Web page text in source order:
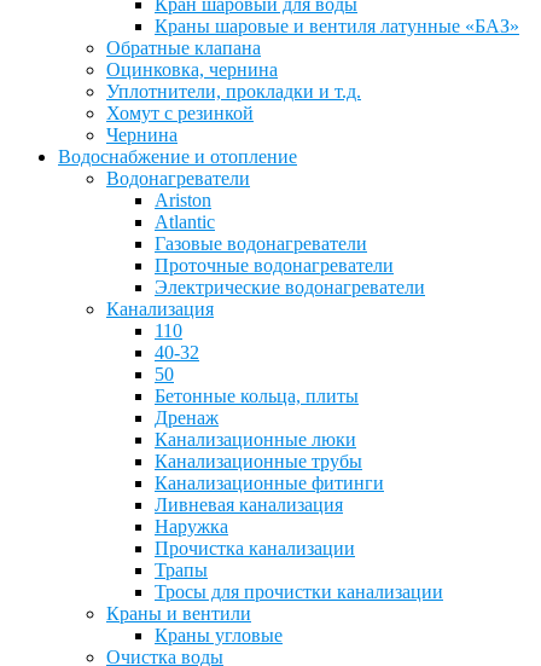
Краны шаровые и вентиля латунные «БАЗ»
Обратные клапана
Оцинковка, чернина
Уплотнители, прокладки и т.д.
Хомут с резинкой
Чернина
Водоснабжение и отопление
Водонагреватели
Ariston
Atlantic
Газовые водонагреватели
Проточные водонагреватели
Электрические водонагреватели
Канализация
110
40-32
50
Бетонные кольца, плиты
Дренаж
Канализационные люки
Канализационные трубы
Канализационные фитинги
Ливневая канализация
Наружка
Прочистка канализации
Трапы
Тросы для прочистки канализации
Краны и вентили
Краны угловые
Очистка воды